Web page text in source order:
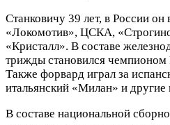
Станковичу 39 лет, в России он
«Локомотив», ЦСКА,
«Кристалл». В составе
трижды становился
Также форвард играл за
итальянский «Милан» и другие
В составе национальной